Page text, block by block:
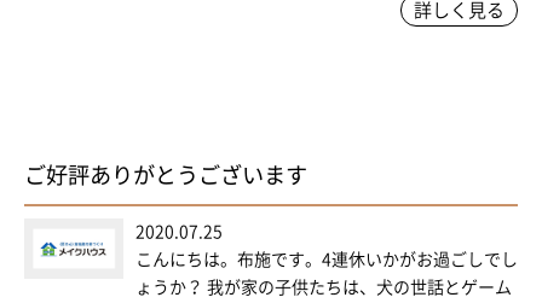
詳しく見る
ご好評ありがとうございます
2020.07.25
こんにちは。布施です。4連休いかがお過ごしでし
ょうか？ 我が家の子供たちは、犬の世話とゲーム